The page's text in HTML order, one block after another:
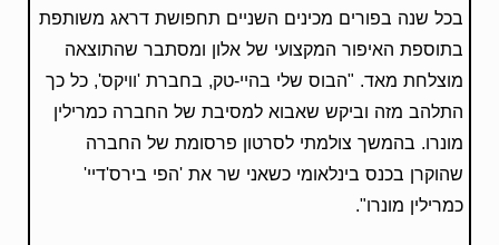
בכל שנה בפורים מכינים השניים תחפושת דראג משותפת
בתוספת האיפור המקצועי של אלון ומסתבר שהתוצאה
מוצלחת מאד. "הבוס שלי בהיי-טק, בחברת 'וויקס', כל כך
התלהב מזה וביקש שאבוא למסיבת של החברה כמרילין
מונרו. בהמשך צולמתי לסרטון פרסומת של החברה
שהוקרן בכנס בינלאומי כשאני שר את 'הפי בירס'דיי'
כמרילין מונרו".